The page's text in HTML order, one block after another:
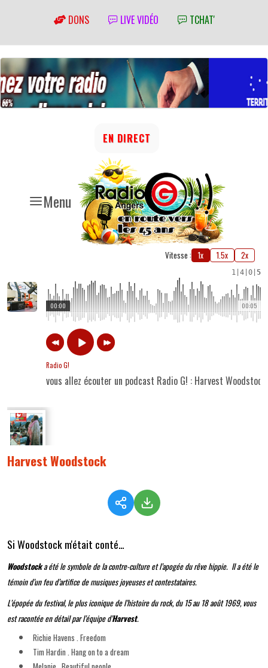
DONS LIVE VIDÉO TCHAT'
Menu
EN DIRECT
Vitesse : 1x 1.5x 2x
1 4 0 5
00:05
00:00
Radio G!
vous allez écouter un podcast Radio G! : Harvest Woodstock
Harvest Woodstock
Si Woodstock m'était conté...
Woodstocka été le symbole de la contre-culture et l’apogée du rêve hippie. Il a été le
témoin d’un feu d’artifice de musiques joyeuses et contestataires.
L’épopée du festival, le plus iconique de l’histoire du rock, du 15 au 18 août 1969, vous
est racontée en détail par l’équipe d’Harvest.
Richie Havens . Freedom
Tim Hardin . Hang on to a dream